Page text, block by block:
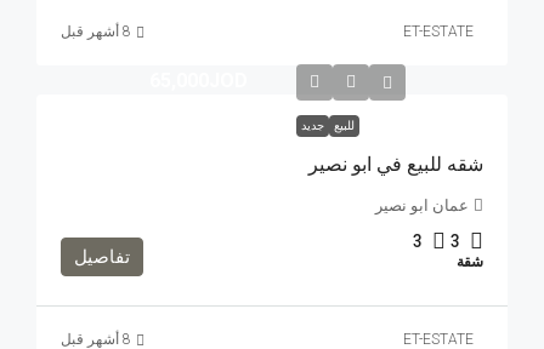
ET-ESTATE
للبيع جديد
شقه للبيع في ابو نصير
عمان ابو نصير
3
3
شقة تفاصيل
ET-ESTATE